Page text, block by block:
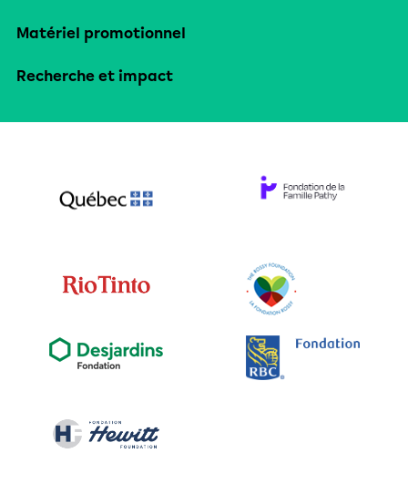
Matériel promotionnel
Recherche et impact